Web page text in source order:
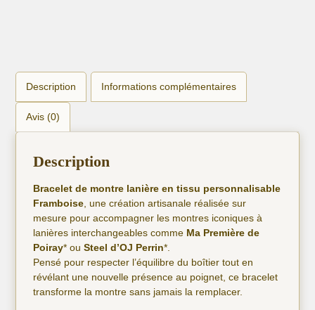
Description Informations complémentaires
Avis (0)
Description
Bracelet de montre lanière en tissu personnalisable
Framboise , une création artisanale réalisée sur
mesure pour accompagner les montres iconiques à
lanières interchangeables comme Ma Première de
Poiray* ouSteel d’OJ Perrin*.
Pensé pour respecter l’équilibre du boîtier tout en
révélant une nouvelle présence au poignet, ce bracelet
transforme la montre sans jamais la remplacer.